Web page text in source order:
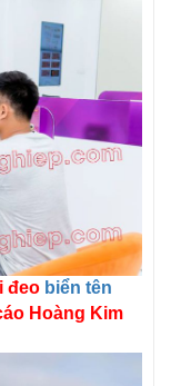
đeo biển tên
Hoàng Kim